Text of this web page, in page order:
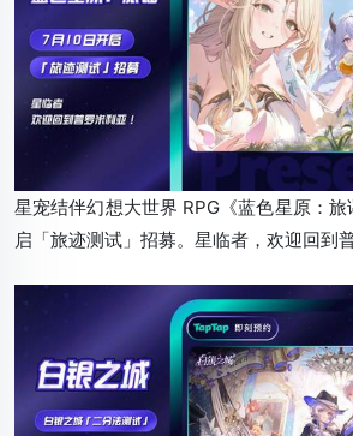
星宠结伴幻想大世界 RPG《蓝色星原：
启「旅迹测试」招募。星临者，欢迎回到